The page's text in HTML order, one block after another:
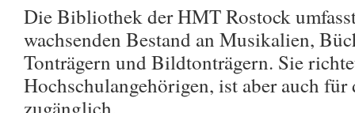
Die Bibliothek der HMT Rostock
wachsenden Bestand an Musikalien,
Tonträgern und Bildtonträgern. Sie
Hochschulangehörigen, ist aber auch